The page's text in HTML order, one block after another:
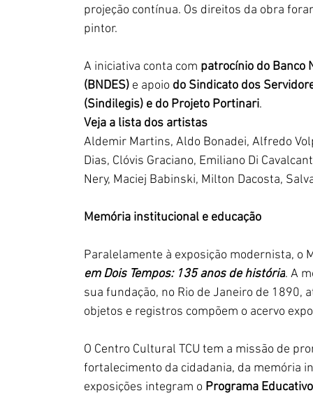
projeção contínua. Os direitos da obra
pintor.
A iniciativa conta com patrocínio do Banco
(BNDES) e apoio do Sindicato dos
(Sindilegis) e do Projeto Portinari.
Veja a lista dos artistas
Aldemir Martins, Aldo Bonadei, Alfredo
Dias, Clóvis Graciano, Emiliano Di
Nery, Maciej Babinski, Milton Dacosta,
Memória institucional e educação
Paralelamente à exposição modernista, o
em Dois Tempos: 135 anos de história. A
sua fundação, no Rio de Janeiro de 1890,
objetos e registros compõem o acervo
O Centro Cultural TCU tem a missão de
fortalecimento da cidadania, da memória
exposições integram o Programa